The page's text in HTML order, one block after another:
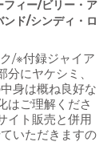
ィー/ビリー・ア
ド/シンディ・ロ
/※付録ジャイア
にヤケシミ、
身は概ね良好な
はご理解くださ
イト販売と併用
いただきますの